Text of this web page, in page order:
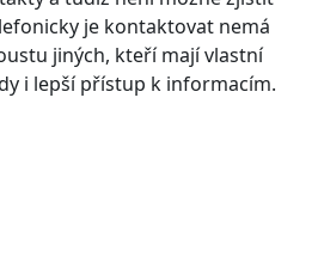
je kontaktovat nemá
jiných, kteří mají vlastní
i lepší přístup k informacím.